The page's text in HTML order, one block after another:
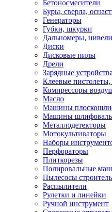
Бетоносмесители
Буры, сверла,
Генераторы
Губки, шкурки
Дальномеры,
Диски
Дисковые пилы
Дрели
Зарядные
Клеевые
Компрессоры
Масло
Машины
Машины
Металлодетекторы
Мотокультиваторы
Наборы
Перфораторы
Плиткорезы
Полировальные
Пылесосы
Распылители
Рулетки и линейки
Ручной инструмент